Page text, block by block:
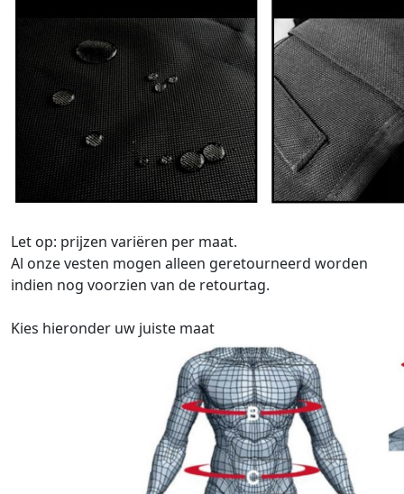
Let op: prijzen variëren per maat.
Al onze vesten mogen alleen geretourneerd worden
indien nog voorzien van de retourtag.
Kies hieronder uw juiste maat